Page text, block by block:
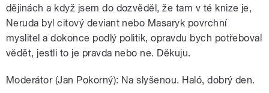
dějinách a když jsem do dozvěděl, že tam v té knize je,
Neruda byl citový deviant nebo Masaryk povrchní
myslitel a dokonce podlý politik, opravdu bych potřeboval
vědět, jestli to je pravda nebo ne. Děkuju.
Moderátor (Jan Pokorný): Na slyšenou. Haló, dobrý den.